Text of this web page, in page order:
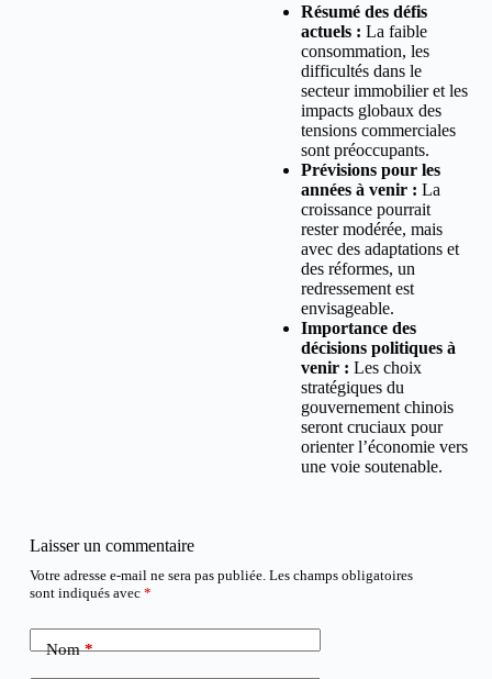
Résumé des défis
actuels : La faible
consommation, les
difficultés dans le
secteur immobilier et les
impacts globaux des
tensions commerciales
sont préoccupants.
Prévisions pour les
années à venir : La
croissance pourrait
rester modérée, mais
avec des adaptations et
des réformes, un
redressement est
envisageable.
Importance des
décisions politiques à
venir : Les choix
stratégiques du
gouvernement chinois
seront cruciaux pour
orienter l’économie vers
une voie soutenable.
Laisser un commentaire
Votre adresse e-mail ne sera pas publiée. Les champs obligatoires
sont indiqués avec *
Nom*